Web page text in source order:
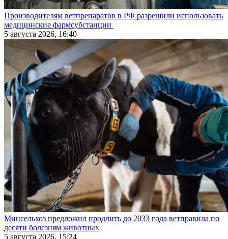
Производителям ветпрепаратов в РФ разрешили использовать
медицинские фармсубстанции
5 августа 2026, 16:40
Минсельхоз предложил продлить до 2033 года ветправила по
десяти болезням животных
5 августа 2026, 15:24